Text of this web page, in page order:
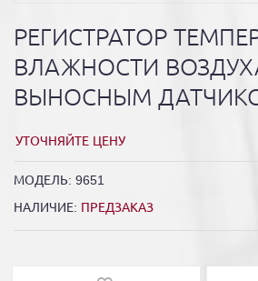
РЕГИСТРАТОР
ВЛАЖНОСТИ
ВЫНОСНЫМ
УТОЧНЯЙТЕ ЦЕНУ
МОДЕЛЬ: 9651
НАЛИЧИЕ: ПРЕДЗАКАЗ